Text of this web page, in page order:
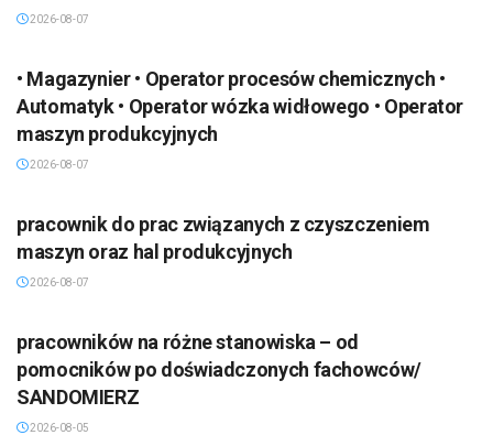
2026-08-07
• Magazynier • Operator procesów chemicznych •
Automatyk • Operator wózka widłowego • Operator
maszyn produkcyjnych
2026-08-07
pracownik do prac związanych z czyszczeniem
maszyn oraz hal produkcyjnych
2026-08-07
pracowników na różne stanowiska – od
pomocników po doświadczonych fachowców/
SANDOMIERZ
2026-08-05